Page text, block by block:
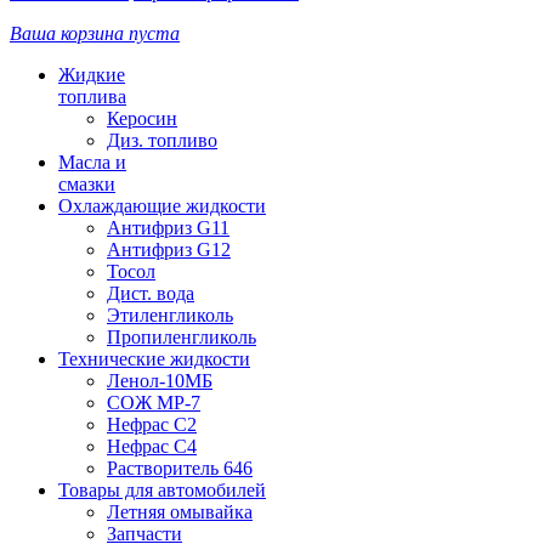
Ваша корзина пуста
Жидкие
топлива
Керосин
Диз. топливо
Масла и
смазки
Охлаждающие жидкости
Антифриз G11
Антифриз G12
Тосол
Дист. вода
Этиленгликоль
Пропиленгликоль
Технические жидкости
Ленол-10МБ
СОЖ МР-7
Нефрас С2
Нефрас С4
Растворитель 646
Товары для автомобилей
Летняя омывайка
Запчасти